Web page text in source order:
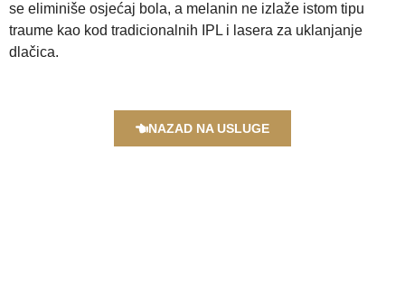
se eliminiše osjećaj bola, a melanin ne izlaže istom tipu
traume kao kod tradicionalnih IPL i lasera za uklanjanje
dlačica.
NAZAD NA USLUGE